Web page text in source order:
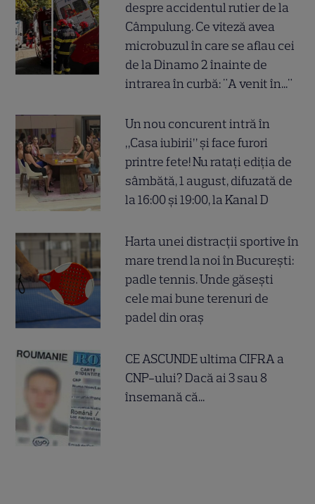
despre accidentul rutier de la
Câmpulung. Ce viteză avea
microbuzul în care se aflau cei
de la Dinamo 2 înainte de
intrarea în curbă: "A venit în..."
Un nou concurent intră în
„Casa iubirii” și face furori
printre fete! Nu ratați ediția de
sâmbătă, 1 august, difuzată de
la 16:00 și 19:00, la Kanal D
Harta unei distracții sportive în
mare trend la noi în București:
padle tennis. Unde găsești
cele mai bune terenuri de
padel din oraș
CE ASCUNDE ultima CIFRA a
CNP-ului? Dacă ai 3 sau 8
însemană că...